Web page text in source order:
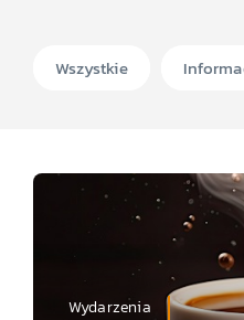
Wszystkie
Wydarzenia